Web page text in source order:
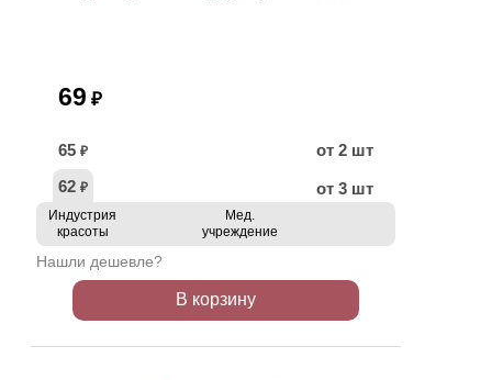
69 ₽
65 ₽
от 2 шт
62 ₽ от 3 шт
Индустрия
красоты
Мед.
учреждение
Нашли дешевле?
В корзину